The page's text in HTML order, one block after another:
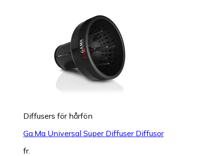
Diffusers för hårfön
Ga.Ma Universal Super Diffuser Diffusor
fr.